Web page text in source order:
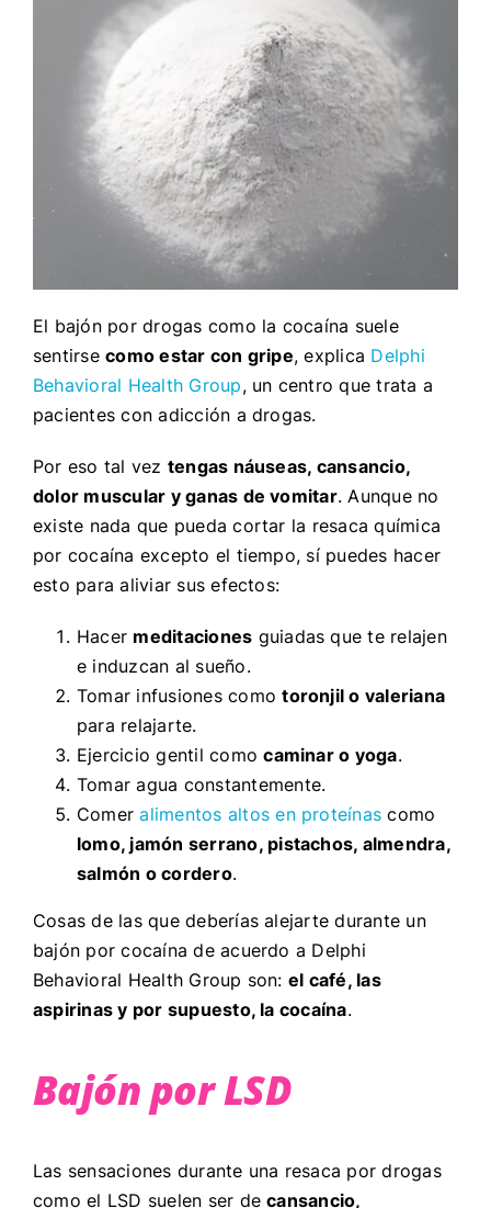
El bajón por drogas como la cocaína suele
sentirsecomo estar con gripe, explica Delphi
Behavioral Health Group, un centro que trata a
pacientes con adicción a drogas.
Por eso tal vez tengas náuseas, cansancio,
dolor muscular y ganas de vomitar. Aunque no
existe nada que pueda cortar la resaca química
por cocaína excepto el tiempo, sí puedes hacer
esto para aliviar sus efectos:
Hacer meditaciones guiadas que te relajen
e induzcan al sueño.
Tomar infusiones comotoronjil o valeriana
para relajarte.
Ejercicio gentil comocaminar o yoga.
Tomar agua constantemente.
Comer alimentos altos en proteínas como
lomo, jamón serrano, pistachos, almendra,
salmón o cordero.
Cosas de las que deberías alejarte durante un
bajón por cocaína de acuerdo a Delphi
Behavioral Health Group son: el café, las
aspirinas y por supuesto, la cocaína.
Bajón por LSD
Las sensaciones durante una resaca por drogas
como el LSD suelen ser decansancio,